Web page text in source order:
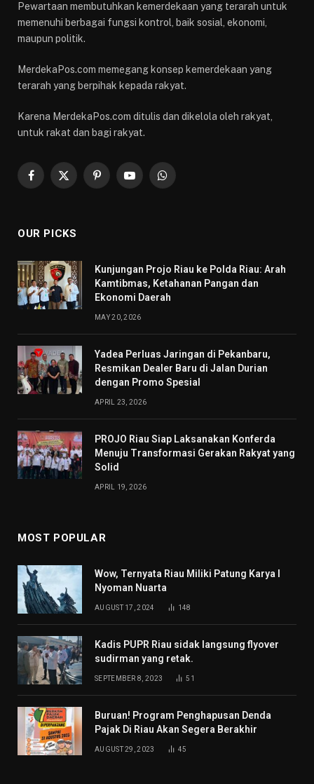
Pewartaan membutuhkan kemerdekaan yang terarah untuk
memenuhi berbagai fungsi kontrol, baik sosial, ekonomi,
maupun politik.
MerdekaPos.com memegang konsep kemerdekaan yang
terarah yang berpihak kepada rakyat.
Karena MerdekaPos.com ditulis dan dikelola oleh rakyat,
untuk rakat dan bagi rakyat.
Facebook
X
PinterestYouTubeWhatsApp
OUR PICKS
Kunjungan Projo Riau ke Polda Riau: Arah
Kamtibmas, Ketahanan Pangan dan
Ekonomi Daerah
MAY 20, 2026
Yadea Perluas Jaringan di Pekanbaru,
Resmikan Dealer Baru di Jalan Durian
dengan Promo Spesial
APRIL 23, 2026
PROJO Riau Siap Laksanakan Konferda
Menuju Transformasi Gerakan Rakyat yang
Solid
APRIL 19, 2026
MOST POPULAR
Wow, Ternyata Riau Miliki Patung Karya I
Nyoman Nuarta
AUGUST 17, 2024 148
Kadis PUPR Riau sidak langsung flyover
sudirman yang retak.
SEPTEMBER 8, 2023 51
Buruan! Program Penghapusan Denda
Pajak Di Riau Akan Segera Berakhir
AUGUST 29, 2023 45